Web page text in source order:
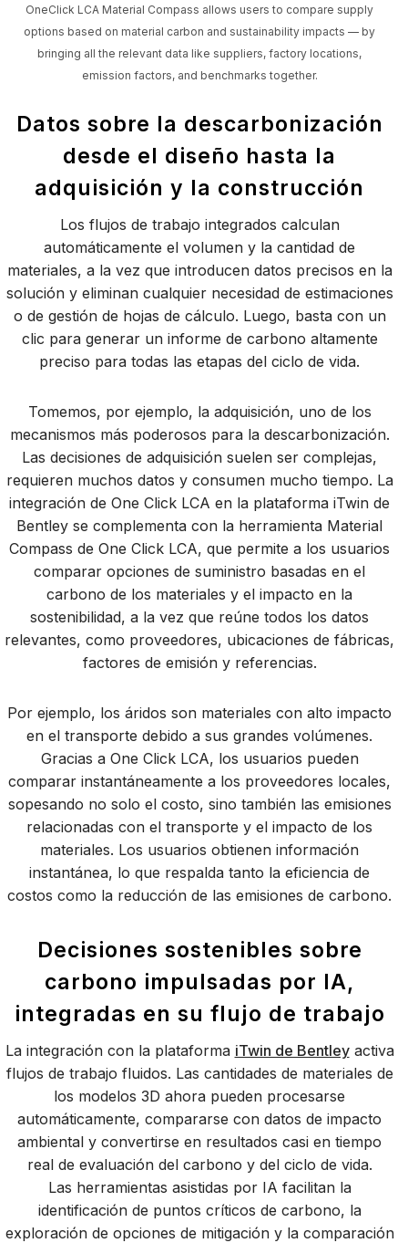
OneClick LCA Material Compass allows users to compare supply
options based on material carbon and sustainability impacts — by
bringing all the relevant data like suppliers, factory locations,
emission factors, and benchmarks together.
Datos sobre la descarbonización
desde el diseño hasta la
adquisición y la construcción
Los flujos de trabajo integrados calculan
automáticamente el volumen y la cantidad de
materiales, a la vez que introducen datos precisos en la
solución y eliminan cualquier necesidad de estimaciones
o de gestión de hojas de cálculo. Luego, basta con un
clic para generar un informe de carbono altamente
preciso para todas las etapas del ciclo de vida.
Tomemos, por ejemplo, la adquisición, uno de los
mecanismos más poderosos para la descarbonización.
Las decisiones de adquisición suelen ser complejas,
requieren muchos datos y consumen mucho tiempo. La
integración de One Click LCA en la plataforma iTwin de
Bentley se complementa con la herramienta Material
Compass de One Click LCA, que permite a los usuarios
comparar opciones de suministro basadas en el
carbono de los materiales y el impacto en la
sostenibilidad, a la vez que reúne todos los datos
relevantes, como proveedores, ubicaciones de fábricas,
factores de emisión y referencias.
Por ejemplo, los áridos son materiales con alto impacto
en el transporte debido a sus grandes volúmenes.
Gracias a One Click LCA, los usuarios pueden
comparar instantáneamente a los proveedores locales,
sopesando no solo el costo, sino también las emisiones
relacionadas con el transporte y el impacto de los
materiales. Los usuarios obtienen información
instantánea, lo que respalda tanto la eficiencia de
costos como la reducción de las emisiones de carbono.
Decisiones sostenibles sobre
carbono impulsadas por IA,
integradas en su flujo de trabajo
La integración con la plataforma iTwin de Bentleyactiva
flujos de trabajo fluidos. Las cantidades de materiales de
los modelos 3D ahora pueden procesarse
automáticamente, compararse con datos de impacto
ambiental y convertirse en resultados casi en tiempo
real de evaluación del carbono y del ciclo de vida.
Las herramientas asistidas por IA facilitan la
identificación de puntos críticos de carbono, la
exploración de opciones de mitigación y la comparación